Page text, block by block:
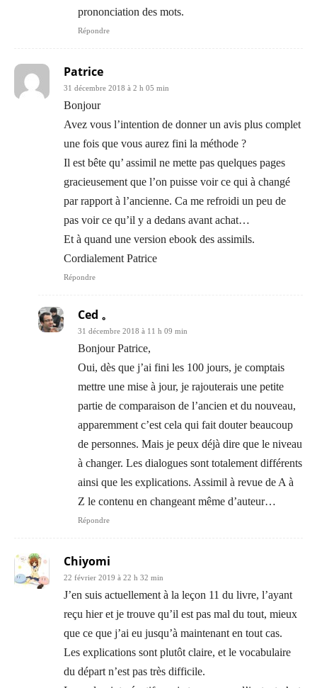
prononciation des mots.
Répondre
Patrice
31 décembre 2018 à 2 h 05 min
Bonjour
Avez vous l’intention de donner un avis plus complet
une fois que vous aurez fini la méthode ?
Il est bête qu’ assimil ne mette pas quelques pages
gracieusement que l’on puisse voir ce qui à changé
par rapport à l’ancienne. Ca me refroidi un peu de
pas voir ce qu’il y a dedans avant achat…
Et à quand une version ebook des assimils.
Cordialement Patrice
Répondre
Ced 。
31 décembre 2018 à 11 h 09 min
Bonjour Patrice,
Oui, dès que j’ai fini les 100 jours, je comptais
mettre une mise à jour, je rajouterais une petite
partie de comparaison de l’ancien et du nouveau,
apparemment c’est cela qui fait douter beaucoup
de personnes. Mais je peux déjà dire que le niveau
à changer. Les dialogues sont totalement différents
ainsi que les explications. Assimil à revue de A à
Z le contenu en changeant même d’auteur…
Répondre
Chiyomi
22 février 2019 à 22 h 32 min
J’en suis actuellement à la leçon 11 du livre, l’ayant
reçu hier et je trouve qu’il est pas mal du tout, mieux
que ce que j’ai eu jusqu’à maintenant en tout cas.
Les explications sont plutôt claire, et le vocabulaire
du départ n’est pas très difficile.